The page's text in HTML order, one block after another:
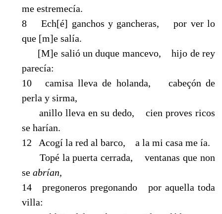
me estremecía.
8 Ech[é] ganchos y gancheras, por ver lo
que [m]e salía.
[M]e salió un duque mancevo, hijo de rey
parecía:
10 camisa lleva de holanda, cabeçón de
perla y sirma,
anillo lleva en su dedo, cien proves ricos
se harían.
12 Acogí la red al barco, a la mi casa me ía.
Topé la puerta cerrada, ventanas que non
se abrían,
14 pregoneros pregonando por aquella toda
villa: